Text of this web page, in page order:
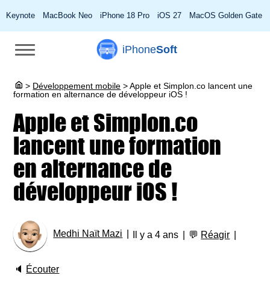
Keynote MacBook Neo iPhone 18 Pro iOS 27 MacOS Golden Gate
iPhoneSoft
> Développement mobile >Apple et Simplon.co lancent une
formation en alternance de développeur iOS !
Apple et Simplon.co
lancent une formation
en alternance de
développeur iOS !
Medhi Naït Mazi Il y a 4 ans 💬 Réagir
🔈 Écouter